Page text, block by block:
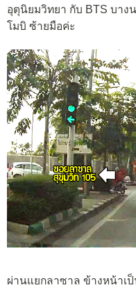
อุตุนิยมวิทยา กับ BTS บาง
โมบิ ซ้ายมือค่ะ
ผ่านแยกลาซาล ข้างหน้าเป็